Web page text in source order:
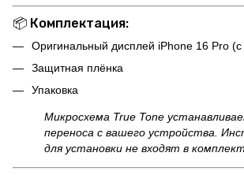
📦 Комплектация:
Оригинальный дисплей iPhone 16 Pro
Защитная плёнка
Упаковка
Микросхема True Tone
переноса с вашего устройства.
для установки не входят в